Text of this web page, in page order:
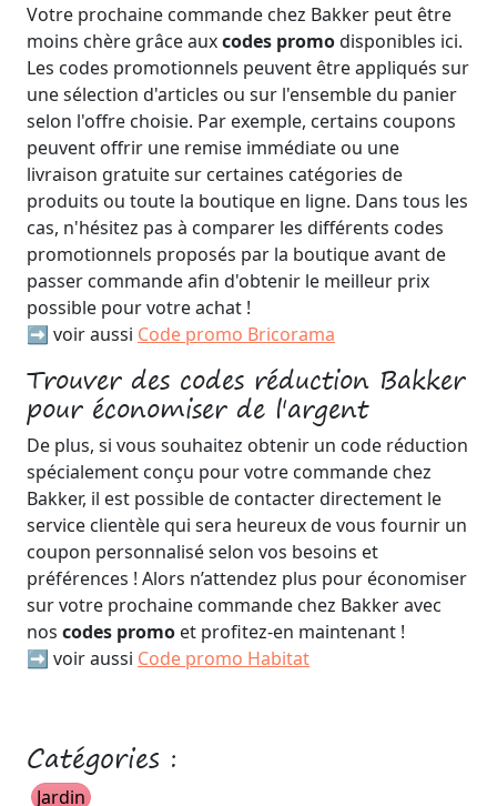
Votre prochaine commande chez Bakker peut être
moins chère grâce auxcodes promodisponibles ici.
Les codes promotionnels peuvent être appliqués sur
une sélection d'articles ou sur l'ensemble du panier
selon l'offre choisie. Par exemple, certains coupons
peuvent offrir une remise immédiate ou une
livraison gratuite sur certaines catégories de
produits ou toute la boutique en ligne. Dans tous les
cas, n'hésitez pas à comparer les différents codes
promotionnels proposés par la boutique avant de
passer commande afin d'obtenir le meilleur prix
possible pour votre achat !
➡️ voir aussi Code promo Bricorama
Trouver des codes réduction Bakker
pour économiser de l'argent
De plus, si vous souhaitez obtenir un code réduction
spécialement conçu pour votre commande chez
Bakker, il est possible de contacter directement le
service clientèle qui sera heureux de vous fournir un
coupon personnalisé selon vos besoins et
préférences ! Alors n’attendez plus pour économiser
sur votre prochaine commande chez Bakker avec
nos codes promo et profitez-en maintenant !
➡️ voir aussi Code promo Habitat
Catégories :
Jardin